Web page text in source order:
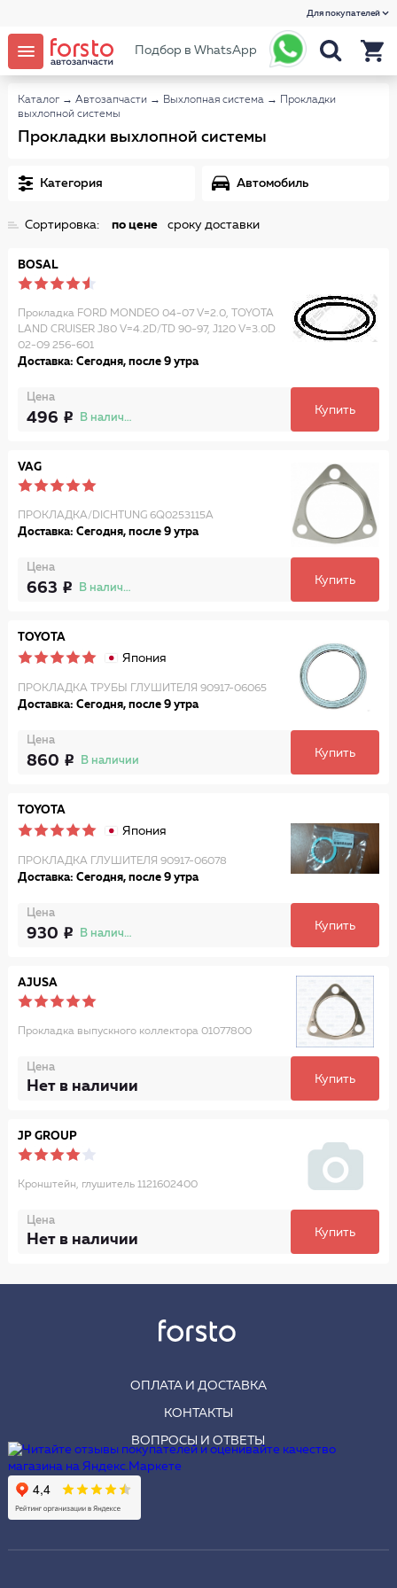
Для покупателей
Подбор в WhatsApp
Каталог → Автозапчасти → Выхлопная система →
Прокладки
выхлопной системы
Прокладки выхлопной системы
Категория Автомобиль
Сортировка: по цене сроку доставки
BOSAL
Прокладка FORD MONDEO 04-07 V=2.0, TOYOTA
LAND CRUISER J80 V=4.2D/TD 90-97, J120 V=3.0D
02-09 256-601
Доставка: Сегодня, после 9 утра
Цена
496 В наличии
Купить
VAG
ПРОКЛАДКА/DICHTUNG 6Q0253115A
Доставка: Сегодня, после 9 утра
Цена
663 В наличии
Купить
TOYOTA
Япония
ПРОКЛАДКА ТРУБЫ ГЛУШИТЕЛЯ 90917-06065
Доставка: Сегодня, после 9 утра
Цена
860 В наличии
Купить
TOYOTA
Япония
ПРОКЛАДКА ГЛУШИТЕЛЯ 90917-06078
Доставка: Сегодня, после 9 утра
Цена
930 В наличии
Купить
AJUSA
Прокладка выпускного коллектора 01077800
Цена
Нет в наличии Купить
JP GROUP
Кронштейн, глушитель 1121602400
Цена
Нет в наличии Купить
ОПЛАТА И ДОСТАВКА
КОНТАКТЫ
ВОПРОСЫ И ОТВЕТЫ